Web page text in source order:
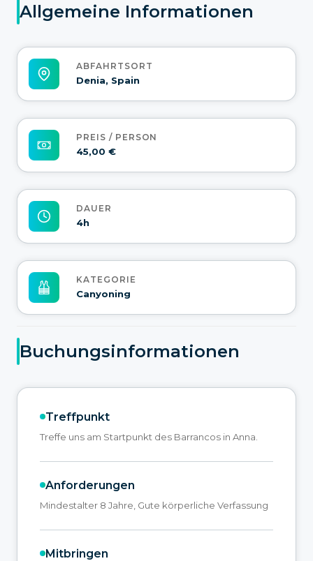
Allgemeine Informationen
ABFAHRTSORT
Denia, Spain
PREIS / PERSON
45,00 €
DAUER
4h
KATEGORIE
Canyoning
Buchungsinformationen
Treffpunkt
Treffe uns am Startpunkt des Barrancos in Anna.
Anforderungen
Mindestalter 8 Jahre, Gute körperliche Verfassung
Mitbringen